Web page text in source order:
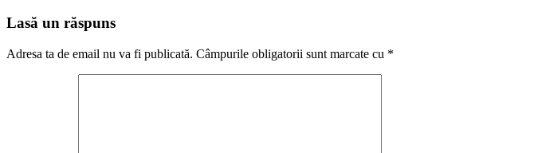
Lasă un răspuns
Adresa ta de email nu va fi publicată. Câmpurile obligatorii sunt marcate cu *